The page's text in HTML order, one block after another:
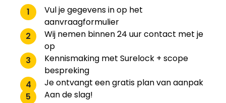
1
Vul je gegevens in op het
aanvraagformulier
2
Wij nemen binnen 24 uur contact met je
op
3
Kennismaking met Surelock + scope
bespreking
4
Je ontvangt een gratis plan van aanpak
5
Aan de slag!